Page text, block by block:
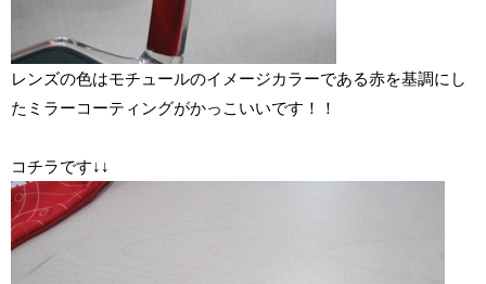
レンズの色はモチュールのイメージカラーである赤を基調にし
たミラーコーティングがかっこいいです！！
コチラです↓↓